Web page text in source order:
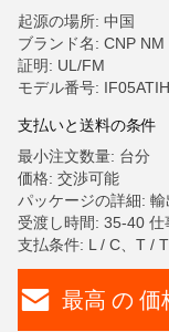
起源の場所: 中国
ブランド名: CNP NM
証明: UL/FM
モデル番号:
支払いと送料の条件
最小注文数量: 台分
価格: 交渉可能
パッケージの詳細:
受渡し時間: 35-40 仕
支払条件: L / C、T / T
最高 の 価